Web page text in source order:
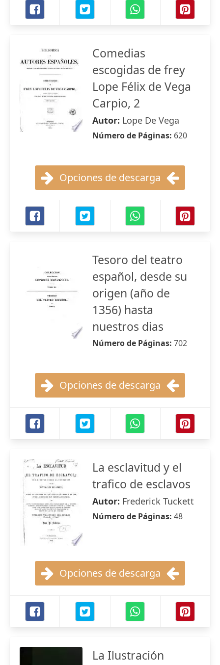
Comedias
escogidas de frey
Lope Félix de Vega
Carpio, 2
Autor: Lope De Vega
Número de Páginas: 620
Opciones de descarga
Tesoro del teatro
español, desde su
origen (año de
1356) hasta
nuestros dias
Número de Páginas: 702
Opciones de descarga
La esclavitud y el
trafico de esclavos
Autor: Frederick Tuckett
Número de Páginas: 48
Opciones de descarga
La Ilustración